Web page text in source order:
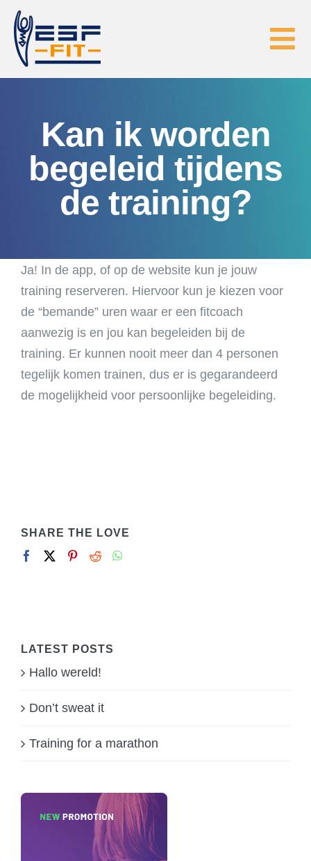
Skip
content
EGYM
FYSIOTHERAPIE
CONTACT
WORD NU LID
Kan ik worden
begeleid tijdens
de training?
Ja! In de app, of op de website kun je jouw
training reserveren. Hiervoor kun je kiezen voor
de “bemande” uren waar er een fitcoach
aanwezig is en jou kan begeleiden bij de
training. Er kunnen nooit meer dan 4 personen
tegelijk komen trainen, dus er is gegarandeerd
de mogelijkheid voor persoonlijke begeleiding.
SHARE THE LOVE
LATEST POSTS
Hallo wereld!
Don’t sweat it
Training for a marathon